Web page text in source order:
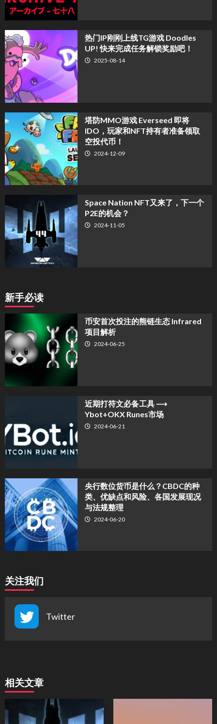
热门IP刚刚上线TG游戏 Doodles
UP! 快来完成任务解锁奖励吧！
2025-08-14
塔防MMO游戏 Everseed 即将
IDO，玩家和NFT持有者准备领取
空投代币！
2024-12-09
Space Nation NFT又来了，下一个
P2E的机会？
2024-11-05
新手必读
币安首次投注的熊链生态 Infrared
项目解析
2024-06-25
近期打符文必备工具 ⟶
Ybot+OKX Runes市场
2024-06-21
央行数位货币是什么？CBDC的种
类、优缺点和风险、各国发展现况
与法规整理
2024-06-20
关注我们
Twitter
相关文章